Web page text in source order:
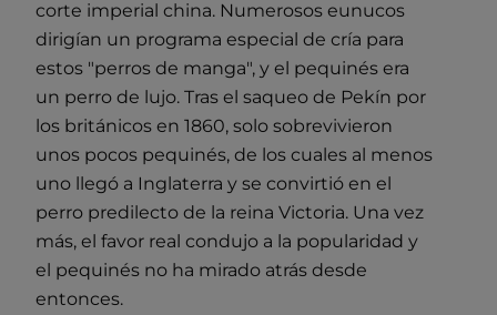
corte imperial china. Numerosos eunucos
dirigían un programa especial de cría para
estos "perros de manga", y el pequinés era
un perro de lujo. Tras el saqueo de Pekín por
los británicos en 1860, solo sobrevivieron
unos pocos pequinés, de los cuales al menos
uno llegó a Inglaterra y se convirtió en el
perro predilecto de la reina Victoria. Una vez
más, el favor real condujo a la popularidad y
el pequinés no ha mirado atrás desde
entonces.